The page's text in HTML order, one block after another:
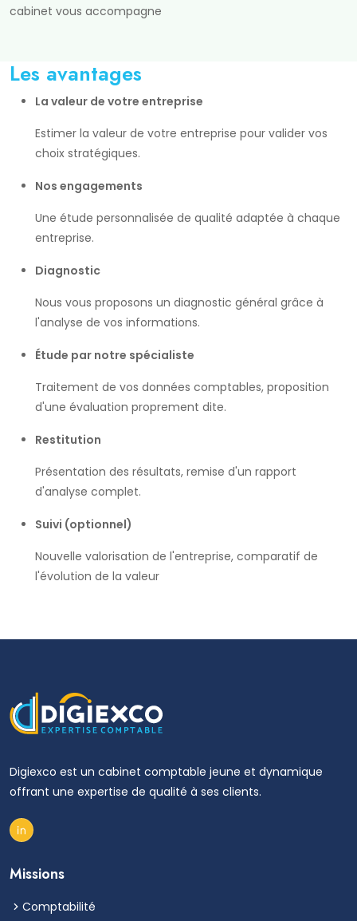
cabinet vous accompagne
Les avantages
La valeur de votre entreprise
Estimer la valeur de votre entreprise pour valider vos
choix stratégiques.
Nos engagements
Une étude personnalisée de qualité adaptée à chaque
entreprise.
Diagnostic
Nous vous proposons un diagnostic général grâce à
l'analyse de vos informations.
Étude par notre spécialiste
Traitement de vos données comptables, proposition
d'une évaluation proprement dite.
Restitution
Présentation des résultats, remise d'un rapport
d'analyse complet.
Suivi (optionnel)
Nouvelle valorisation de l'entreprise, comparatif de
l'évolution de la valeur
Digiexco est un cabinet comptable jeune et dynamique
offrant une expertise de qualité à ses clients.
Missions
Comptabilité